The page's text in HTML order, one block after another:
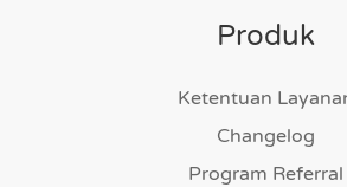
Produk
Ketentuan
Changelog
Program Referral